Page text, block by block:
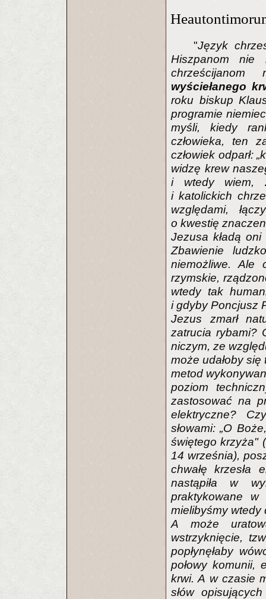
"Język
Hiszpanom nie
wyściełanego
roku biskup
programie
myśli, kiedy
człowieka, ten
człowiek odparł:
widzę krew
i wtedy wiem,
i katolickich
względami,
o kwestię
Jezusa kładą
Zbawienie
niemożliwe. Ale
rzymskie,
wtedy tak
i gdyby Poncjusz
Jezus zmarł
zatrucia rybami?
niczym, ze
może udałoby
metod
poziom
zastosować na
elektryczne?
słowami: „O
świętego krzyża"
14 września),
chwałę krzesła
nastąpiła w
praktykowane w
mielibyśmy wtedy
A może
wstrzyknięcie,
popłynęłaby
połowy komunii,
krwi. A w czasie
słów